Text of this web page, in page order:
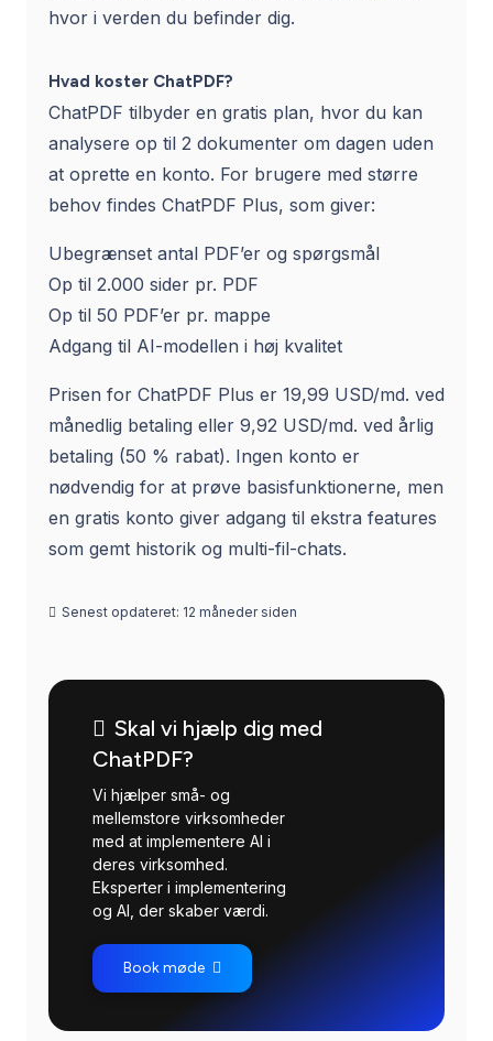
hvor i verden du befinder dig.
Hvad koster ChatPDF?
ChatPDF tilbyder en gratis plan, hvor du kan
analysere op til 2 dokumenter om dagen uden
at oprette en konto. For brugere med større
behov findes ChatPDF Plus, som giver:
Ubegrænset antal PDF’er og spørgsmål
Op til 2.000 sider pr. PDF
Op til 50 PDF’er pr. mappe
Adgang til AI-modellen i høj kvalitet
Prisen for ChatPDF Plus er 19,99 USD/md. ved
månedlig betaling eller 9,92 USD/md. ved årlig
betaling (50 % rabat). Ingen konto er
nødvendig for at prøve basisfunktionerne, men
en gratis konto giver adgang til ekstra features
som gemt historik og multi-fil-chats.
Senest opdateret: 12 måneder siden
Skal vi hjælp dig med
ChatPDF?
Vi hjælper små- og
mellemstore virksomheder
med at implementere AI i
deres virksomhed.
Eksperter i implementering
og AI, der skaber værdi.
Book møde